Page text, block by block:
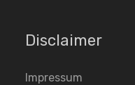
Disclaimer
Impressum